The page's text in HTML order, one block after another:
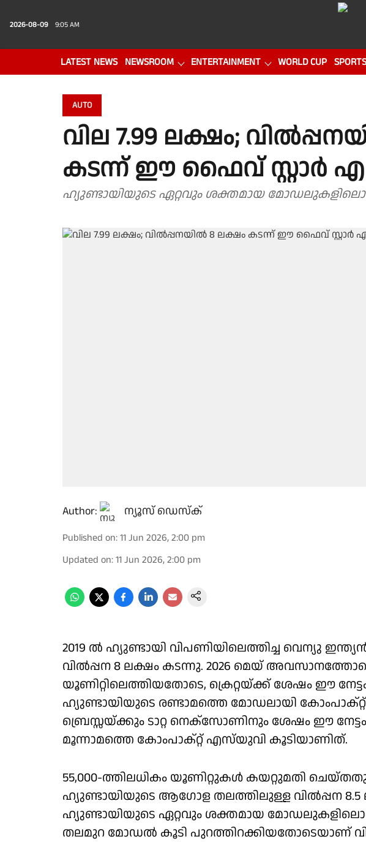
2026-08-09 9:05 AM
LATEST NEWS NEWSROOM ENTERTAINMENT WORLD CUP
AUTO
വില 7.99 ലക്ഷം;
കടന്ന് ഈ ഫൈവ് സ്റ്റാർ
ഹ്യുണ്ടായിയുടെ ഏറ്റവും ശക്തമായ
Author: ന്യൂസ് ഡെസ്ക്
Published on:11 Jun 2026, 2:00 pm
Updated on:11 Jun 2026, 2:00 pm
2019 ൽ ഹ്യുണ്ടായി വിപണിയിലെത്തിച്ച വെന്യു
വിൽപ്പന 8 ലക്ഷം കടന്നു. 2026 മെയ് അവസാനത്തോടെ
യൂണിറ്റിലെത്തിയതോടെ, ക്രെറ്റയ്ക്ക് ശേഷം ഈ
ഹ്യുണ്ടായിയുടെ രണ്ടാമത്തെ മോഡലായി
ബ്രെസ്സയ്ക്കും ടാറ്റ നെക്‌സോണിനും ശേഷം ഈ
മൂന്നാമത്തെ കോംപാക്റ്റ് എസ്‌യുവി കൂടിയാണിത്.
55,000-ത്തിലധികം യൂണിറ്റുകൾ കയറ്റുമതി
ഹ്യുണ്ടായിയുടെ ആഗോള തലത്തിലുള്ള വിൽപ്പന 8.5
ഹ്യുണ്ടായിയുടെ ഏറ്റവും ശക്തമായ
തലമുറ മോഡൽ കൂടി പുറത്തിറക്കിയതോടെയാണ്